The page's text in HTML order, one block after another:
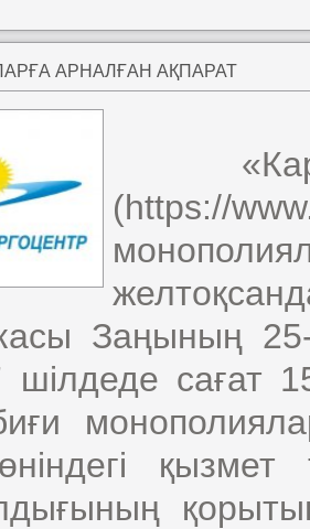
АРНАЛҒАН АҚПАРАТ
(https://
Заңының
сағат